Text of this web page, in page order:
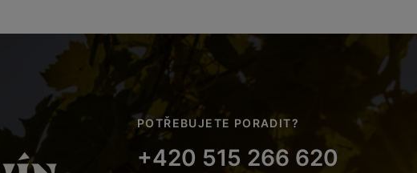
POTŘEBUJETE PORADIT?
+420 515 266 620